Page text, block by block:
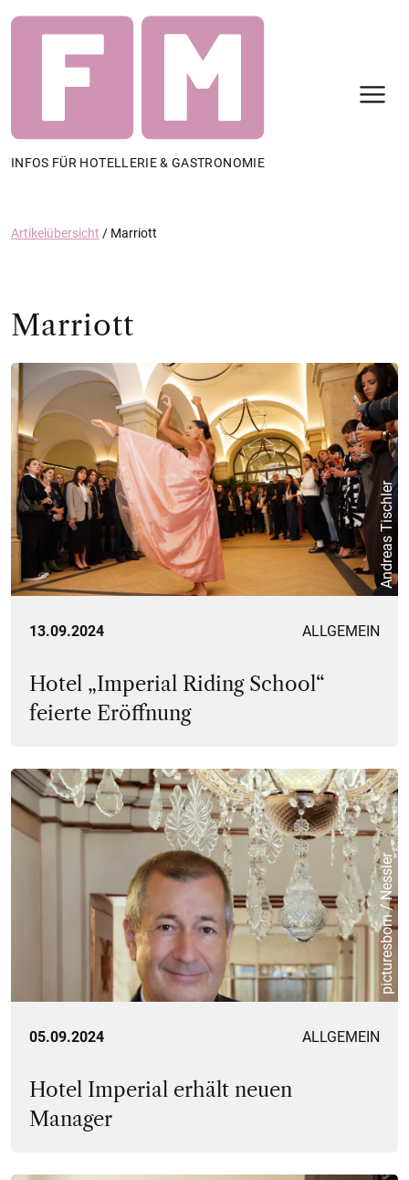
INFOS FÜR HOTELLERIE & GASTRONOMIE
Artikelübersicht / Marriott
Marriott
Andreas Tischler
13.09.2024 ALLGEMEIN
Hotel „Imperial Riding School“
feierte Eröffnung
picturesborn / Nessler
05.09.2024 ALLGEMEIN
Hotel Imperial erhält neuen
Manager